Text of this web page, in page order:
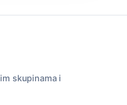
skupinama i